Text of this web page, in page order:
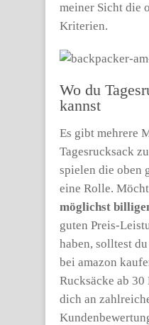
meiner Sicht die
Kriterien.
Wo du
kannst
Es gibt mehrere
Tagesrucksack
spielen die oben
eine Rolle.
möglichst
guten Preis-
haben, solltest
bei amazon
Rucksäcke ab
dich an